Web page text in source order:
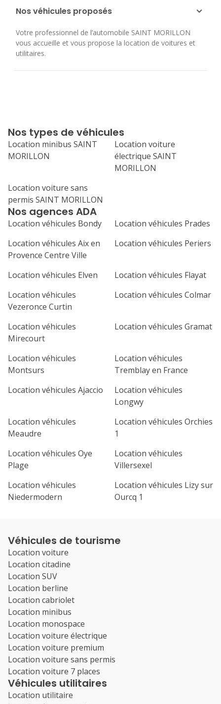
Nos véhicules proposés
Votre professionnel de l’automobile SAINT MORILLON
vous accueille et vous propose la location de voitures et
utilitaires.
Nos agences ADA
Location véhicules Bondy
Location véhicules Prades
Location véhicules Aix en
Provence Centre Ville
Location véhicules Periers
Location véhicules Elven
Location véhicules Flayat
Location véhicules
Vezeronce Curtin
Location véhicules Colmar
Location véhicules
Mirecourt
Location véhicules Gramat
Location véhicules
Montsurs
Location véhicules
Tremblay en France
Location véhicules Ajaccio
Location véhicules
Longwy
Location véhicules
Meaudre
Location véhicules Orchies
1
Location véhicules Oye
Plage
Location véhicules
Villersexel
Location véhicules
Niedermodern
Location véhicules Lizy sur
Ourcq 1
Nos types de véhicules
Location minibus SAINT
MORILLON
Location voiture
électrique SAINT
MORILLON
Location voiture sans
permis SAINT MORILLON
Véhicules de tourisme
Location voiture
Location citadine
Location SUV
Location berline
Location cabriolet
Location minibus
Location monospace
Location voiture électrique
Location voiture premium
Location voiture sans permis
Location voiture 7 places
Véhicules utilitaires
Location utilitaire